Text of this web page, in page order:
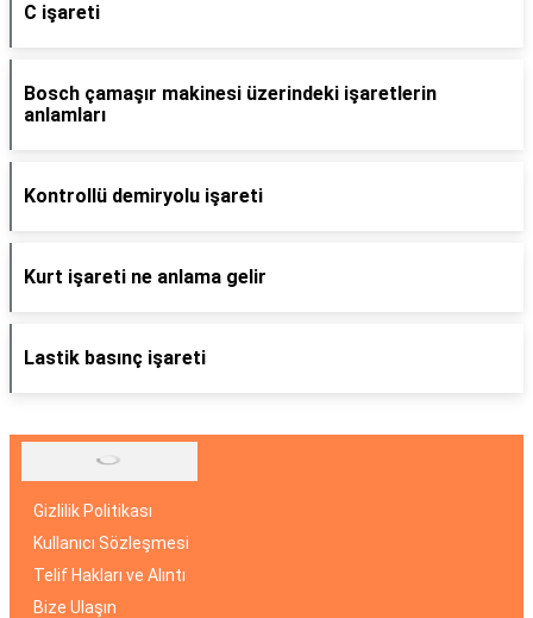
C işareti
Bosch çamaşır makinesi üzerindeki işaretlerin
anlamları
Kontrollü demiryolu işareti
Kurt işareti ne anlama gelir
Lastik basınç işareti
Gizlilik Politikası
Kullanıcı Sözleşmesi
Telif Hakları ve Alıntı
Bize Ulaşın